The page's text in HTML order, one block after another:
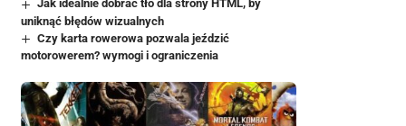
Jak idealnie dobrać tło dla strony HTML, by
uniknąć błędów wizualnych
Czy karta rowerowa pozwala jeździć
motorowerem? wymogi i ograniczenia